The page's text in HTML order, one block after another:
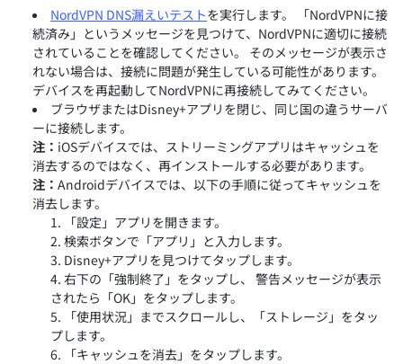
NordVPN DNS漏えいテストを実行します。 「NordVPNに接
続済み」というメッセージを見つけて、NordVPNに適切に接続
されていることを確認してください。 そのメッセージが表示さ
れない場合は、接続に問題が発生している可能性があります。
デバイスを再起動してNordVPNに再接続してみてください。
ブラウザまたはDisney+アプリを閉じ、同じ国の違うサーバ
ーに接続します。
注： iOSデバイスでは、ストリーミングアプリはキャッシュを
消去するのではなく、再インストールする必要があります。
注： Androidデバイスでは、以下の手順に従ってキャッシュを
消去します。
「設定」アプリを開きます。
検索ボタンで「アプリ」と入力します。
Disney+アプリを見つけてタップします。
右下の「強制終了」をタップし、 警告メッセージが表示
されたら「OK」をタップします。
「使用状況」までスクロールし、「ストレージ」をタッ
プします。
「キャッシュを消去」をタップします。